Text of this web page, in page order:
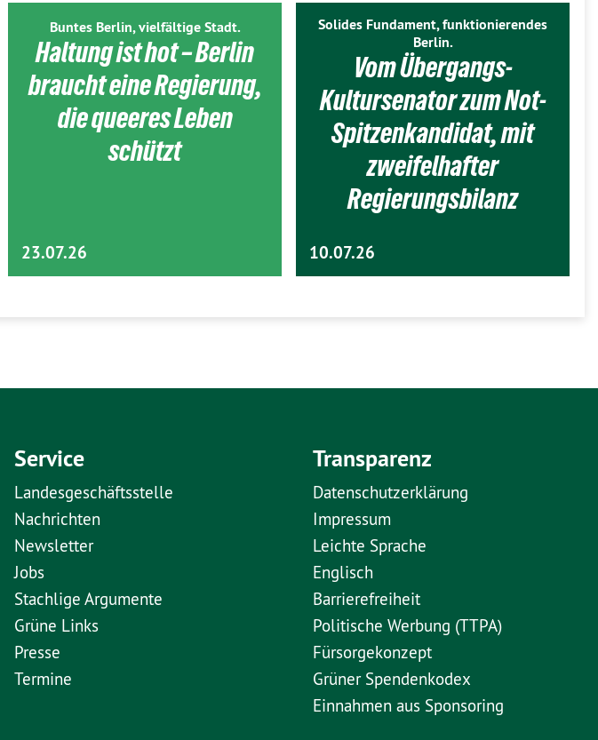
Buntes Berlin, vielfältige Stadt.
Haltung ist hot – Berlin
braucht eine Regierung,
die queeres Leben
schützt
23.07.26
Solides Fundament, funktionierendes
Berlin.
Vom Übergangs-
Kultursenator zum Not-
Spitzenkandidat, mit
zweifelhafter
Regierungsbilanz
10.07.26
Service
Landesgeschäftsstelle
Nachrichten
Newsletter
Jobs
Stachlige Argumente
Grüne Links
Presse
Termine
Transparenz
Datenschutzerklärung
Impressum
Leichte Sprache
Englisch
Barrierefreiheit
Politische Werbung (TTPA)
Fürsorgekonzept
Grüner Spendenkodex
Einnahmen aus Sponsoring